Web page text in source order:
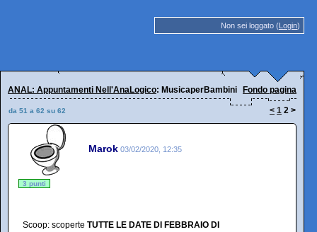
Non sei loggato (Login)
ANAL: Appuntamenti Nell'AnaLogico: MusicaperBambini Fondo pagina
da 51 a 62 su 62 < 1 2 >
Marok 03/02/2020, 12:35
3 punti
Scoop: scoperte TUTTE LE DATE DI FEBBRAIO DI